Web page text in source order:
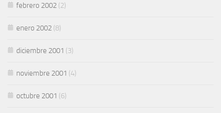
febrero 2002 (2)
enero 2002 (8)
diciembre 2001 (3)
noviembre 2001 (4)
octubre 2001 (6)